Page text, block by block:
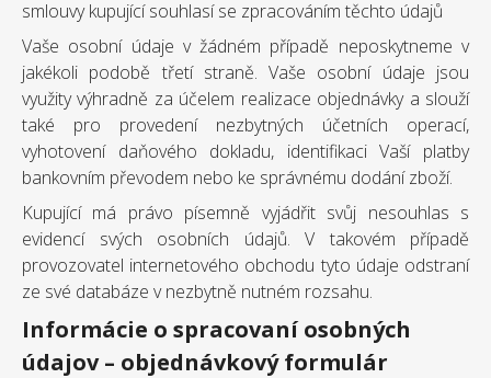
smlouvy kupující souhlasí se zpracováním těchto údajů
Vaše osobní údaje v žádném případě neposkytneme v
jakékoli podobě třetí straně. Vaše osobní údaje jsou
využity výhradně za účelem realizace objednávky a slouží
také pro provedení nezbytných účetních operací,
vyhotovení daňového dokladu, identifikaci Vaší platby
bankovním převodem nebo ke správnému dodání zboží.
Kupující má právo písemně vyjádřit svůj nesouhlas s
evidencí svých osobních údajů. V takovém případě
provozovatel internetového obchodu tyto údaje odstraní
ze své databáze v nezbytně nutném rozsahu.
Informácie o spracovaní osobných
údajov – objednávkový formulár